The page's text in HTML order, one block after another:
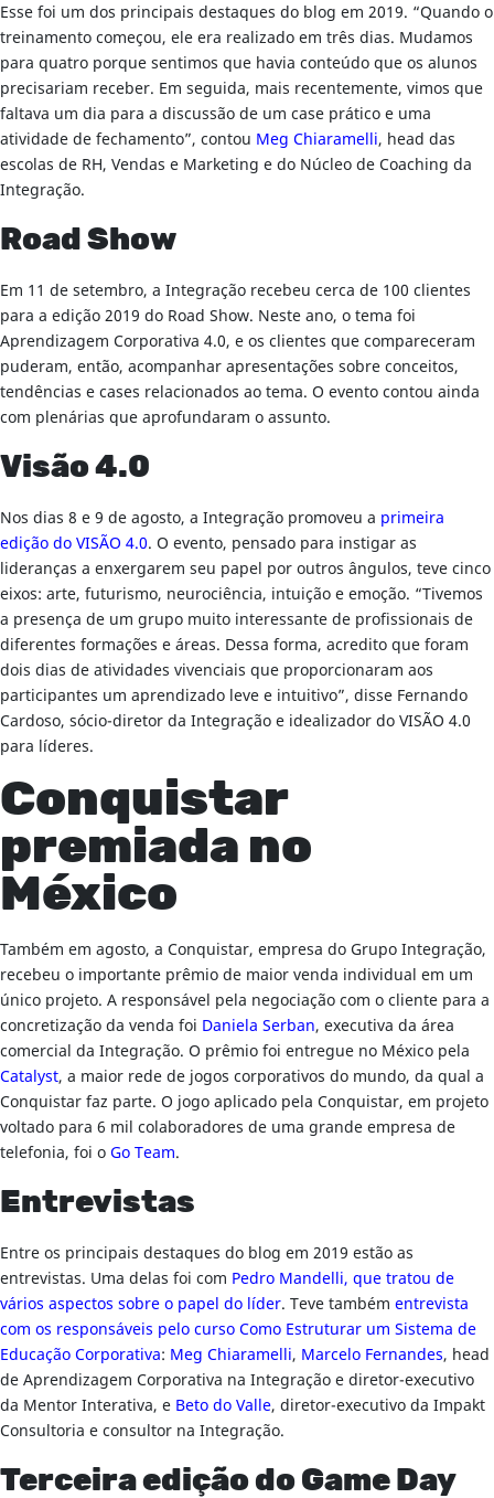
Esse foi um dos principais destaques do blog em 2019. “Quando o
treinamento começou, ele era realizado em três dias. Mudamos
para quatro porque sentimos que havia conteúdo que os alunos
precisariam receber. Em seguida, mais recentemente, vimos que
faltava um dia para a discussão de um case prático e uma
atividade de fechamento”, contou Meg Chiaramelli, head das
escolas de RH, Vendas e Marketing e do Núcleo de Coaching da
Integração.
Road Show
Em 11 de setembro, a Integração recebeu cerca de 100 clientes
para a edição 2019 do Road Show. Neste ano, o tema foi
Aprendizagem Corporativa 4.0, e os clientes que compareceram
puderam, então, acompanhar apresentações sobre conceitos,
tendências e cases relacionados ao tema. O evento contou ainda
com plenárias que aprofundaram o assunto.
Visão 4.0
Nos dias 8 e 9 de agosto, a Integração promoveu a primeira
edição do VISÃO 4.0. O evento, pensado para instigar as
lideranças a enxergarem seu papel por outros ângulos, teve cinco
eixos: arte, futurismo, neurociência, intuição e emoção. “Tivemos
a presença de um grupo muito interessante de profissionais de
diferentes formações e áreas. Dessa forma, acredito que foram
dois dias de atividades vivenciais que proporcionaram aos
participantes um aprendizado leve e intuitivo”, disse Fernando
Cardoso, sócio-diretor da Integração e idealizador do VISÃO 4.0
para líderes.
Conquistar
premiada no
México
Também em agosto, a Conquistar, empresa do Grupo Integração,
recebeu o importante prêmio de maior venda individual em um
único projeto. A responsável pela negociação com o cliente para a
concretização da venda foi Daniela Serban, executiva da área
comercial da Integração. O prêmio foi entregue no México pela
Catalyst, a maior rede de jogos corporativos do mundo, da qual a
Conquistar faz parte. O jogo aplicado pela Conquistar, em projeto
voltado para 6 mil colaboradores de uma grande empresa de
telefonia, foi oGo Team.
Entrevistas
Entre os principais destaques do blog em 2019 estão as
entrevistas. Uma delas foi com Pedro Mandelli, que tratou de
vários aspectos sobre o papel do líder. Teve também entrevista
com os responsáveis pelo curso Como Estruturar um Sistema de
Educação Corporativa: Meg Chiaramelli, Marcelo Fernandes, head
de Aprendizagem Corporativa na Integração e diretor-executivo
da Mentor Interativa, e Beto do Valle, diretor-executivo da Impakt
Consultoria e consultor na Integração.
Terceira edição do Game Day